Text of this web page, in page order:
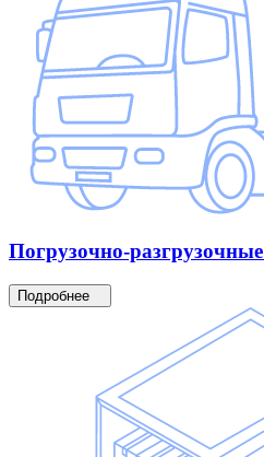
Погрузочно-разгрузочные
Подробнее